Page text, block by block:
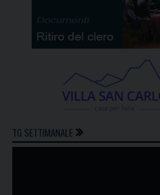
TG SETTIMANALE